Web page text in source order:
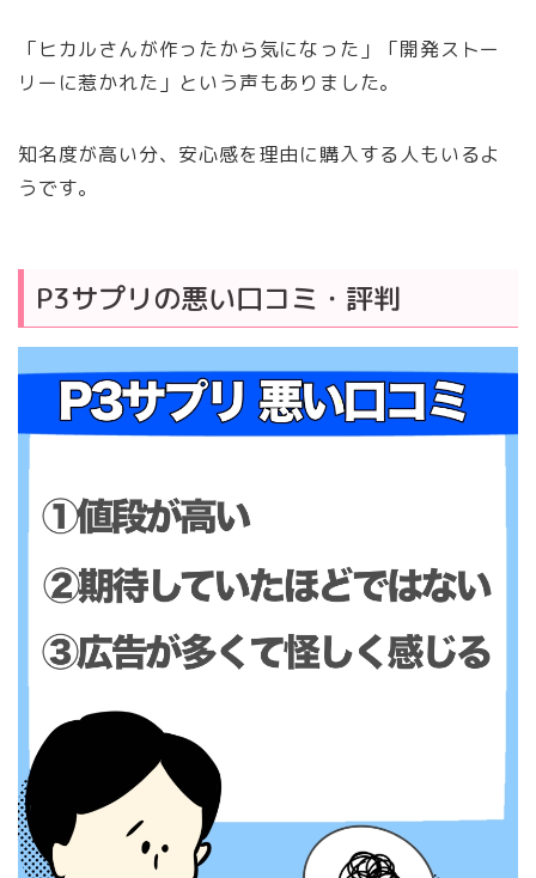
「ヒカルさんが作ったから気になった」「開発ストー
リーに惹かれた」という声もありました。
知名度が高い分、安心感を理由に購入する人もいるよ
うです。
P3サプリの悪い口コミ・評判